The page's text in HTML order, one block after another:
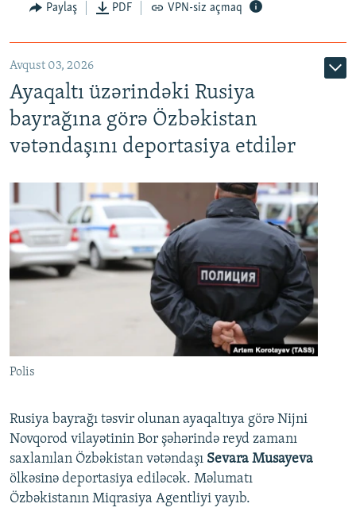
Paylaş PDF VPN-siz açmaq
Avqust 03, 2026
Ayaqaltı üzərindəki Rusiya
bayrağına görə Özbəkistan
vətəndaşını deportasiya etdilər
Polis
Rusiya bayrağı təsvir olunan ayaqaltıya görə Nijni
Novqorod vilayətinin Bor şəhərində reyd zamanı
saxlanılan Özbəkistan vətəndaşı Sevara Musayeva
ölkəsinə deportasiya ediləcək. Məlumatı
Özbəkistanın Miqrasiya Agentliyi yayıb.